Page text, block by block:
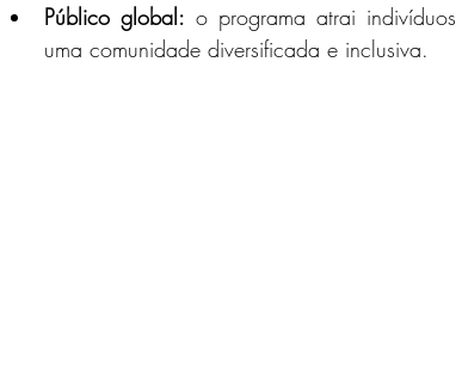
Público global: o programa atrai
uma comunidade diversificada e inclusiva.